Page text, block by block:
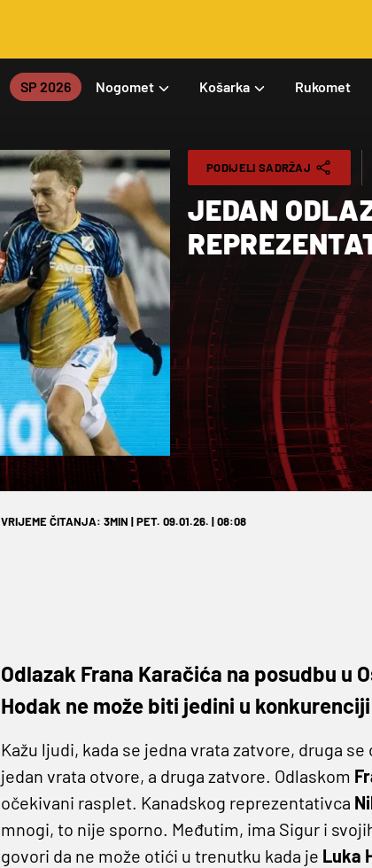
SP 2026 Nogomet Košarka Rukomet
PODIJELI SADRŽAJ
JEDAN
VRIJEME ČITANJA: 3MIN | PET. 09.01.26. | 08:08
Odlazak Frana Karačića na posudbu u
Hodak ne može biti jedini u
Kažu ljudi, kada se jedna vrata zatvore, druga
jedan vrata otvore, a druga zatvore. Odlaskom
očekivani rasplet. Kanadskog reprezentativca
mnogi, to nije sporno. Međutim, ima Sigur i
govori da ne može otići u trenutku kada je Luka